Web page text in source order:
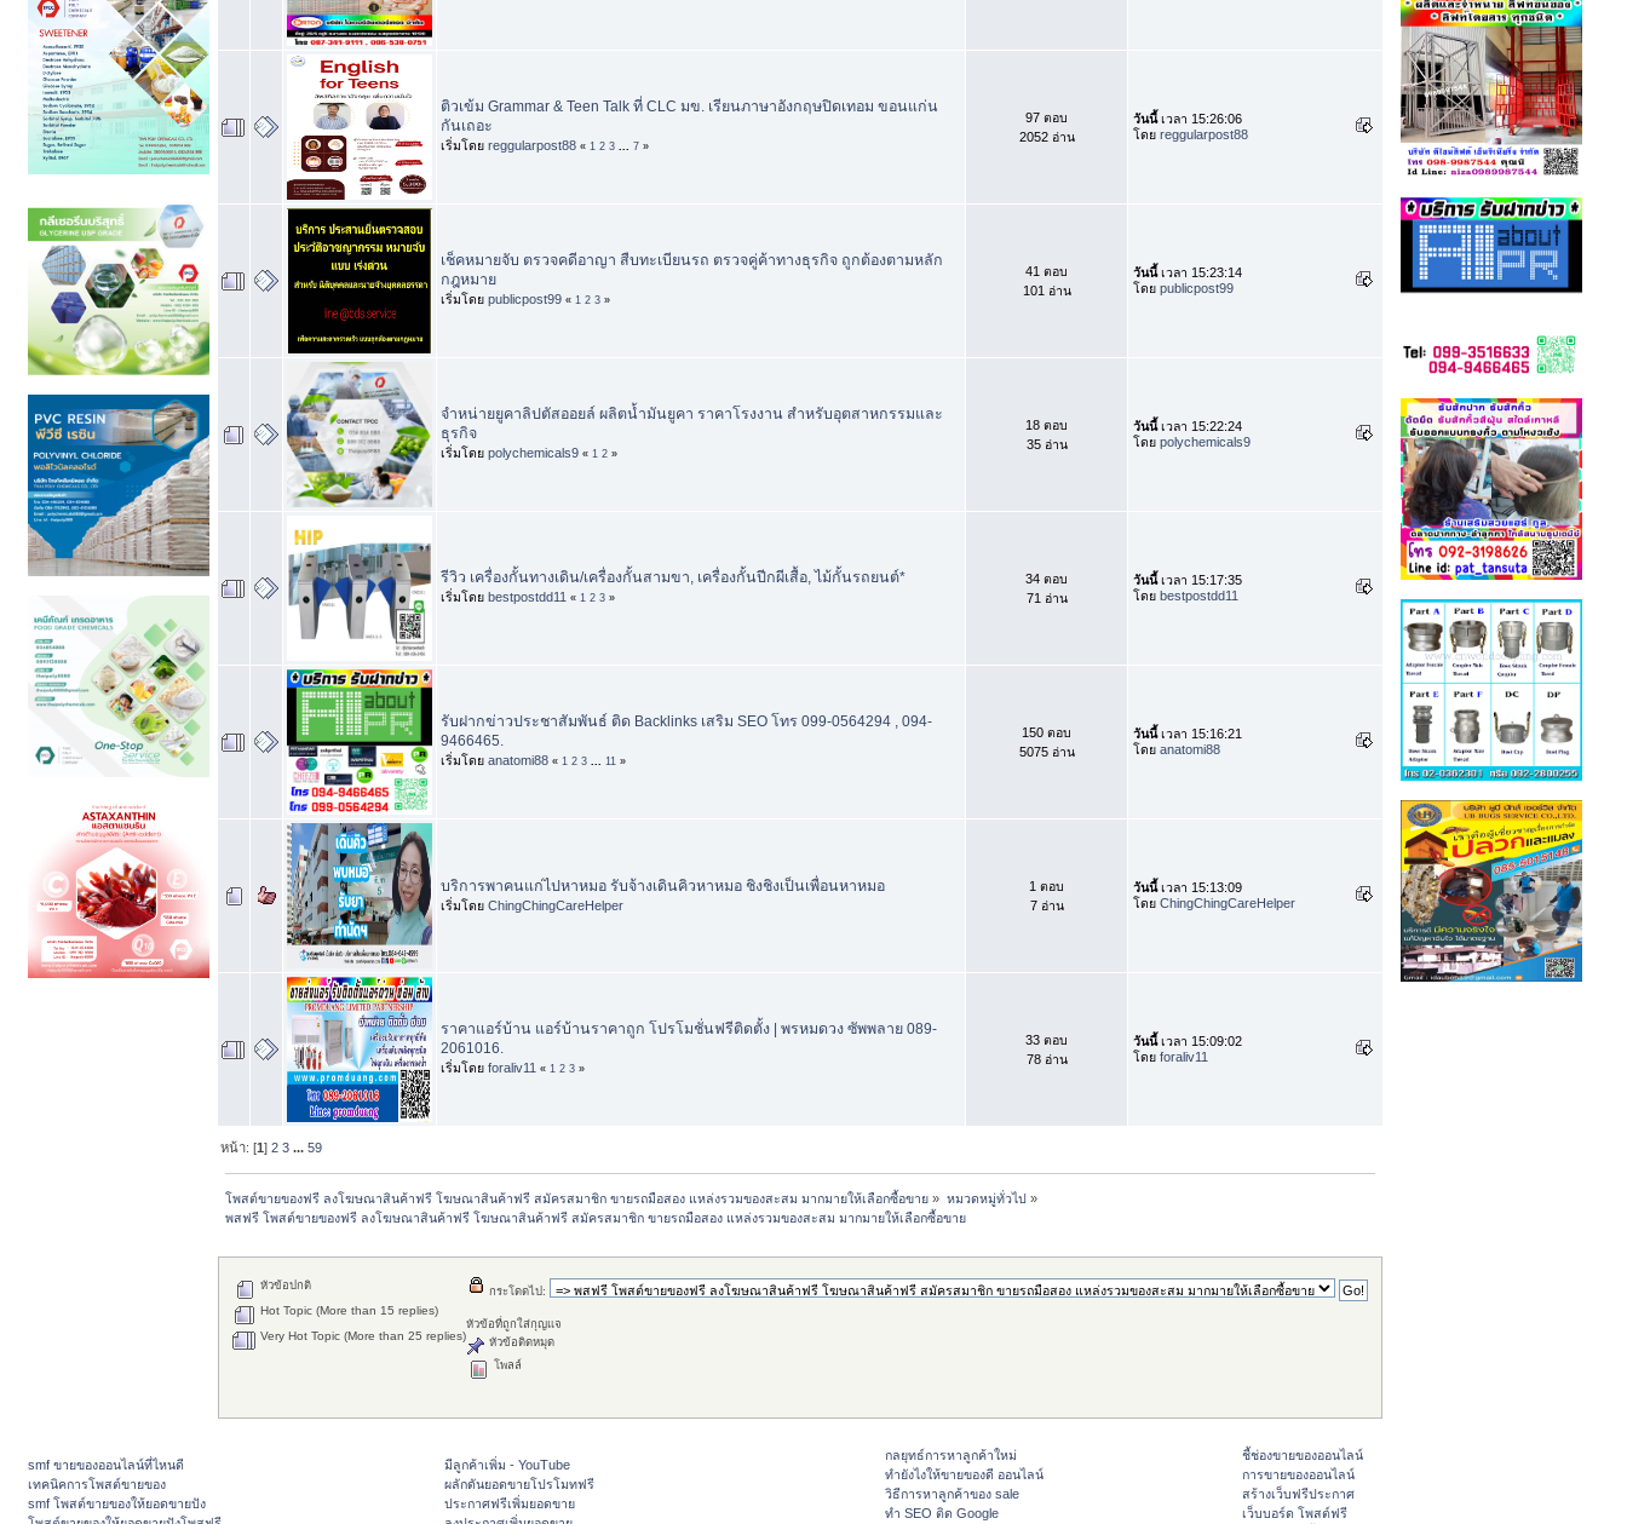
ติวเข้ม Grammar & Teen Talk ที่ CLC มข. เรียนภาษาอังกฤษปิดเทอม ขอนแก่น
กันเถอะ
เริ่มโดย reggularpost88 « 1 2 3 7 »
97 ตอบ
2052 อ่าน
วันนี้เวลา 15:26:06
โดย reggularpost88
เช็คหมายจับ ตรวจคดีอาญา สืบทะเบียนรถ ตรวจคู่ค้าทางธุรกิจ ถูกต้องตามหลัก
กฎหมาย
เริ่มโดย publicpost99 « 1 2 3 »
41 ตอบ
101 อ่าน
วันนี้เวลา 15:23:14
โดย publicpost99
จำหน่ายยูคาลิปตัสออยล์ ผลิตน้ำมันยูคา ราคาโรงงาน สำหรับอุตสาหกรรมและ
ธุรกิจ
เริ่มโดย polychemicals9 « 1 2 »
18 ตอบ
35 อ่าน
วันนี้เวลา 15:22:24
โดย polychemicals9
รีวิว เครื่องกั้นทางเดิน/เครื่องกั้นสามขา, เครื่องกั้นปีกผีเสื้อ, ไม้กั้นรถยนต์*
เริ่มโดย bestpostdd11 « 1 2 3 »
34 ตอบ
71 อ่าน
วันนี้เวลา 15:17:35
โดย bestpostdd11
รับฝากข่าวประชาสัมพันธ์ ติด Backlinks เสริม SEO โทร 099-0564294 , 094-
9466465.
เริ่มโดย anatomi88 « 1 2 3 11 »
150 ตอบ
5075 อ่าน
วันนี้เวลา 15:16:21
โดย anatomi88
บริการพาคนแก่ไปหาหมอ รับจ้างเดินคิวหาหมอ ชิงชิงเป็นเพื่อนหาหมอ
เริ่มโดย ChingChingCareHelper
1 ตอบ
7 อ่าน
วันนี้เวลา 15:13:09
โดย ChingChingCareHelper
ราคาแอร์บ้าน แอร์บ้านราคาถูก โปรโมชั่นฟรีติดตั้ง | พรหมดวง ซัพพลาย 089-
2061016.
เริ่มโดย foraliv11 « 1 2 3 »
33 ตอบ
78 อ่าน
วันนี้เวลา 15:09:02
โดย foraliv11
หน้า: [1]2 3 ...59
โพสต์ขายของฟรี ลงโฆษณาสินค้าฟรี โฆษณาสินค้าฟรี สมัครสมาชิก ขายรถมือสอง แหล่งรวมของสะสม มากมายให้เลือกซื้อขาย » หมวดหมู่ทั่วไป»
พสฟรี โพสต์ขายของฟรี ลงโฆษณาสินค้าฟรี โฆษณาสินค้าฟรี สมัครสมาชิก ขายรถมือสอง แหล่งรวมของสะสม มากมายให้เลือกซื้อขาย
กระโดดไป:
หัวข้อปกติ
Hot Topic (More than 15 replies)
Very Hot Topic (More than 25 replies)
หัวข้อที่ถูกใส่กุญแจ
หัวข้อติดหมุด
โพลล์
smf ขายของออนไลน์ที่ไหนดี
เทคนิคการโพสต์ขายของ
smf โพสต์ขายของให้ยอดขายปัง
มีลูกค้าเพิ่ม - YouTube
ผลักดันยอดขายโปรโมทฟรี
ประกาศฟรีเพิ่มยอดขาย
กลยุทธ์การหาลูกค้าใหม่
ทํายังไงให้ขายของดี ออนไลน์
วิธีการหาลูกค้าของ sale
ทำ SEO ติด Google
ชี้ช่องขายของออนไลน์
การขายของออนไลน์
สร้างเว็บฟรีประกาศ
เว็บบอร์ด โพสต์ฟรี